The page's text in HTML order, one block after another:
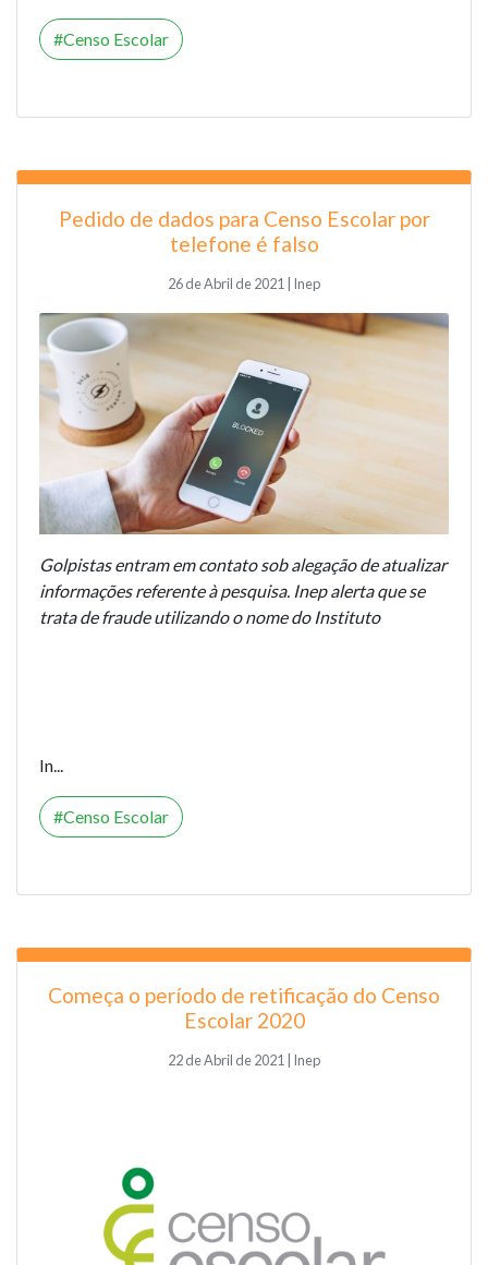
Censo Escolar
Pedido de dados para Censo Escolar por
telefone é falso
26 de Abril de 2021 | Inep
Golpistas entram em contato sob alegação de atualizar
informações referente à pesquisa. Inep alerta que se
trata de fraude utilizando o nome do Instituto
In...
Censo Escolar
Começa o período de retificação do Censo
Escolar 2020
22 de Abril de 2021 | Inep